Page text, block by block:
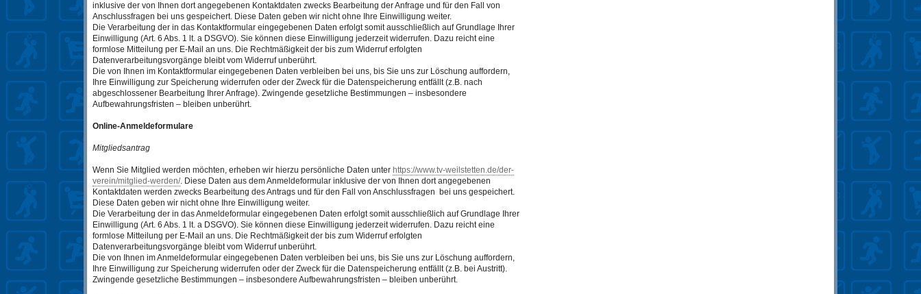
inklusive der von Ihnen dort angegebenen Kontaktdaten zwecks Bearbeitung der Anfrage und für den Fall von
Anschlussfragen bei uns gespeichert. Diese Daten geben wir nicht ohne Ihre Einwilligung weiter.
Die Verarbeitung der in das Kontaktformular eingegebenen Daten erfolgt somit ausschließlich auf Grundlage Ihrer
Einwilligung (Art. 6 Abs. 1 lt. a DSGVO). Sie können diese Einwilligung jederzeit widerrufen. Dazu reicht eine
formlose Mitteilung per E-Mail an uns. Die Rechtmäßigkeit der bis zum Widerruf erfolgten
Datenverarbeitungsvorgänge bleibt vom Widerruf unberührt.
Die von Ihnen im Kontaktformular eingegebenen Daten verbleiben bei uns, bis Sie uns zur Löschung auffordern,
Ihre Einwilligung zur Speicherung widerrufen oder der Zweck für die Datenspeicherung entfällt (z.B. nach
abgeschlossener Bearbeitung Ihrer Anfrage). Zwingende gesetzliche Bestimmungen – insbesondere
Aufbewahrungsfristen – bleiben unberührt.
Online-Anmeldeformulare
Mitgliedsantrag
Wenn Sie Mitglied werden möchten, erheben wir hierzu persönliche Daten unter https://www.tv-weilstetten.de/der-
verein/mitglied-werden/. Diese Daten aus dem Anmeldeformular inklusive der von Ihnen dort angegebenen
Kontaktdaten werden zwecks Bearbeitung des Antrags und für den Fall von Anschlussfragen bei uns gespeichert.
Diese Daten geben wir nicht ohne Ihre Einwilligung weiter.
Die Verarbeitung der in das Anmeldeformular eingegebenen Daten erfolgt somit ausschließlich auf Grundlage Ihrer
Einwilligung (Art. 6 Abs. 1 lt. a DSGVO). Sie können diese Einwilligung jederzeit widerrufen. Dazu reicht eine
formlose Mitteilung per E-Mail an uns. Die Rechtmäßigkeit der bis zum Widerruf erfolgten
Datenverarbeitungsvorgänge bleibt vom Widerruf unberührt.
Die von Ihnen im Anmeldeformular eingegebenen Daten verbleiben bei uns, bis Sie uns zur Löschung auffordern,
Ihre Einwilligung zur Speicherung widerrufen oder der Zweck für die Datenspeicherung entfällt (z.B. bei Austritt).
Zwingende gesetzliche Bestimmungen – insbesondere Aufbewahrungsfristen – bleiben unberührt.